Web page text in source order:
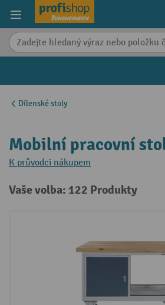
content
Dílenské stoly
Mobilní pracovní
K průvodci nákupem
Vaše volba: 122 Produkty